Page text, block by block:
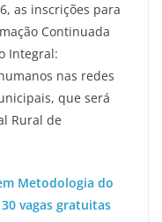
as inscrições para
Continuada
Integral:
nas redes
que será
Rural de
Metodologia do
vagas gratuitas